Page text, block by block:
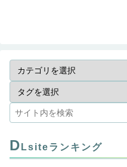
D Lsiteランキング